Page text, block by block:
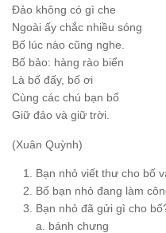
Đảo không có gì che
Ngoài ấy chắc nhiều sóng
Bố lúc nào cũng nghe.
Bố bảo: hàng rào biển
Là bố đấy, bố ơi
Cùng các chú bạn bố
Giữ đảo và giữ trời.
(Xuân Quỳnh)
Bạn nhỏ viết thư cho bố
Bố bạn nhỏ đang làm
Bạn nhỏ đã gửi gì cho
a. bánh chưng